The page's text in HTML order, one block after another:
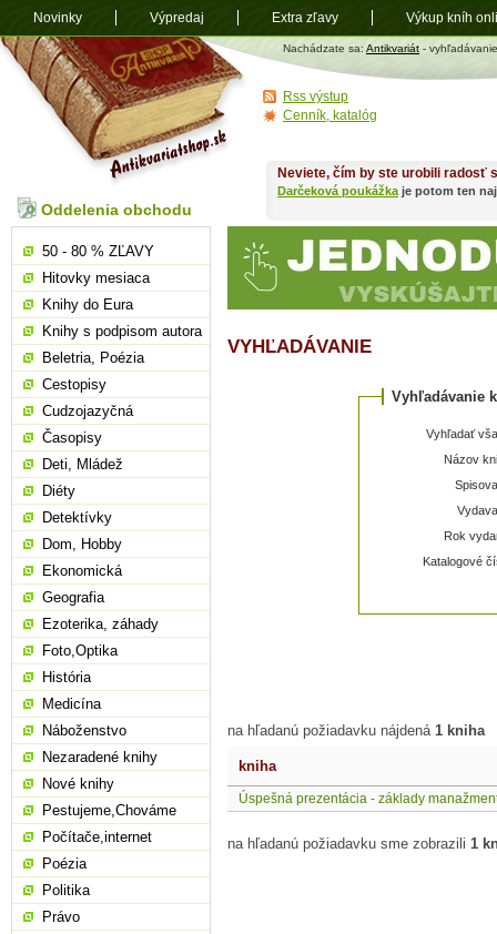
Antikvariát
shop.sk
Nachádzate sa: Antikvariát - vyhľadávanie
VYHĽADÁVANIE
Vyhľadávanie
Vyhľadať
Názov
Rok
Katalogové
na hľadanú požiadavku nájdená 1 kniha
kniha
Úspešná prezentácia - základy
na hľadanú požiadavku sme zobrazili 1
Neviete, čím by ste urobili radosť
Darčeková poukážka je potom ten
Oddelenia obchodu
50 - 80 % ZĽAVY
Hitovky mesiaca
Knihy do Eura
Knihy s podpisom autora
Beletria, Poézia
Cestopisy
Cudzojazyčná
Časopisy
Deti, Mládež
Diéty
Detektívky
Dom, Hobby
Ekonomická
Geografia
Ezoterika, záhady
Foto,Optika
História
Medicína
Náboženstvo
Nezaradené knihy
Nové knihy
Pestujeme,Chováme
Počítače,internet
Poézia
Politika
Právo
Rss výstup
Cenník, katalóg
Novinky Výpredaj Extra zľavy Výkup kníh